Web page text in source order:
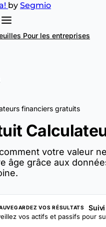
by Segmio
Pour les entreprises
financiers gratuits
votre valeur
âge grâce aux
VOS RÉSULTATS
vos actifs et passifs pour